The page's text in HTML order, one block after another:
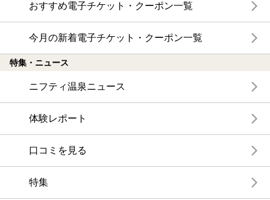
おすすめ電子チケット・クーポン一覧
今月の新着電子チケット・クーポン一覧
特集・ニュース
ニフティ温泉ニュース
体験レポート
口コミを見る
特集